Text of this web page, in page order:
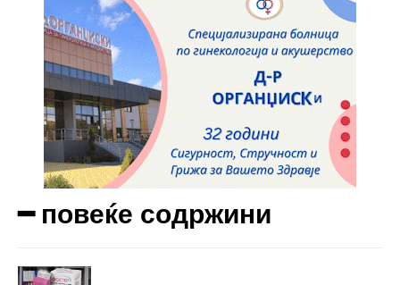
Yearly pricing Monthly pricing
━ повеќе содржини